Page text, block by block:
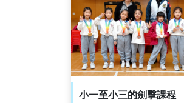
小一至小三的劍擊課程